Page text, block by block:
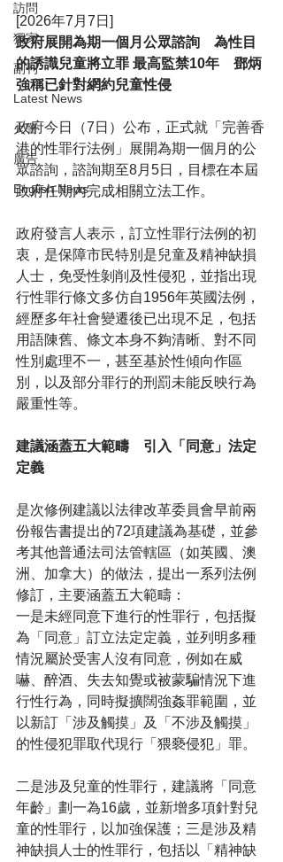
訪問
獨家
副刊
Latest News
火警
廣告
English News
[2026年7月7日]
政府展開為期一個月公眾諮詢　為性目
的誘識兒童將立罪 最高監禁10年　鄧炳
強稱已針對網約兒童性侵
政府今日（7日）公布，正式就「完善香
港的性罪行法例」展開為期一個月的公
眾諮詢，諮詢期至8月5日，目標在本屆
政府任期內完成相關立法工作。
政府發言人表示，訂立性罪行法例的初
衷，是保障市民特別是兒童及精神缺損
人士，免受性剝削及性侵犯，並指出現
行性罪行條文多仿自1956年英國法例，
經歷多年社會變遷後已出現不足，包括
用語陳舊、條文本身不夠清晰、對不同
性別處理不一，甚至基於性傾向作區
別，以及部分罪行的刑罰未能反映行為
嚴重性等。
建議涵蓋五大範疇　引入「同意」法定
定義
是次修例建議以法律改革委員會早前兩
份報告書提出的72項建議為基礎，並參
考其他普通法司法管轄區（如英國、澳
洲、加拿大）的做法，提出一系列法例
修訂，主要涵蓋五大範疇：
一是未經同意下進行的性罪行，包括擬
為「同意」訂立法定定義，並列明多種
情況屬於受害人沒有同意，例如在威
嚇、醉酒、失去知覺或被蒙騙情況下進
行性行為，同時擬擴闊強姦罪範圍，並
以新訂「涉及觸摸」及「不涉及觸摸」
的性侵犯罪取代現行「猥褻侵犯」罪。
二是涉及兒童的性罪行，建議將「同意
年齡」劃一為16歲，並新增多項針對兒
童的性罪行，以加強保護；三是涉及精
神缺損人士的性罪行，包括以「精神缺